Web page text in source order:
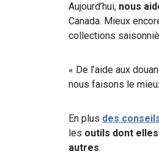
Aujourd’hui, nous
Canada. Mieux
collections
« De l’aide aux
nous faisons le
En plus des
les outils dont
autres.